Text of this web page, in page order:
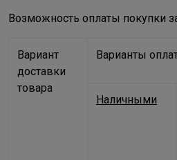
Возможность оплаты покупки
Вариант
доставки
товара
Варианты
Наличными